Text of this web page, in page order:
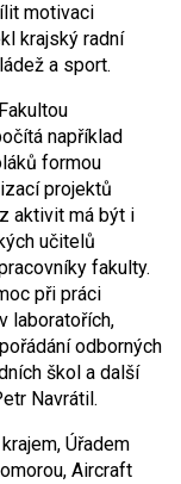
motivaci
krajský radní
a sport.
například
formou
projektů
aktivit má být i
učitelů
fakulty.
při práci
laboratořích,
odborných
škol a další
Navrátil.
Úřadem
Aircraft